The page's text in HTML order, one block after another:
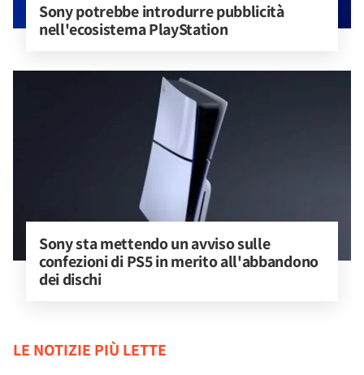
Sony potrebbe introdurre pubblicità
nell'ecosistema PlayStation
Sony sta mettendo un avviso sulle
confezioni di PS5 in merito all'abbandono
dei dischi
LE NOTIZIE PIÙ LETTE